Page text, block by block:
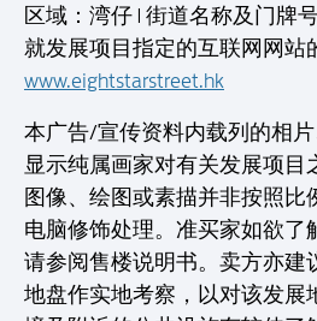
区域：湾仔 | 街道名称及门牌
就发展项目指定的互联网网站
www.eightstarstreet.hk
本广告/宣传资料内载列的相
显示纯属画家对有关发展项目
图像、绘图或素描并非按照比
电脑修饰处理。准买家如欲了
请参阅售楼说明书。卖方亦建
地盘作实地考察，以对该发展